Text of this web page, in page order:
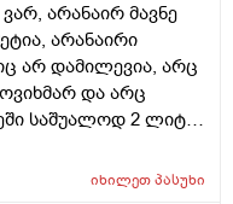
არანაირ მავნე
არანაირი
არ დამილევია, არც
და არც
საშუალოდ 2 ლიტრ
არ მაწუხებს
იხილეთპასუხი